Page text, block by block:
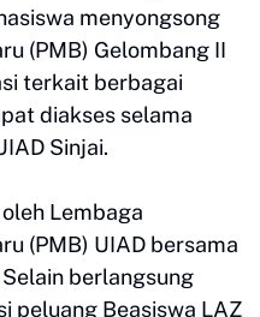
menyongsong
(PMB) Gelombang II
terkait berbagai
diakses selama
Sinjai.
Lembaga
(PMB) UIAD bersama
berlangsung
peluang Beasiswa LAZ